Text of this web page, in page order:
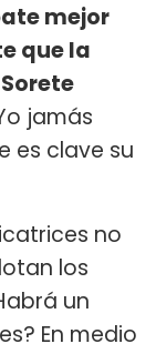
mejor
que la
jamás
es clave su
no
los
un
En medio